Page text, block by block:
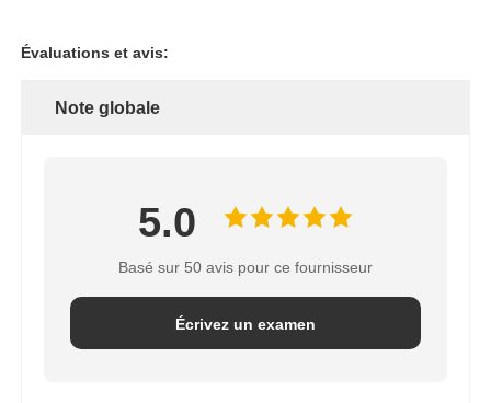
Évaluations et avis:
Note globale
5.0
Basé sur 50 avis pour ce fournisseur
Écrivez un examen